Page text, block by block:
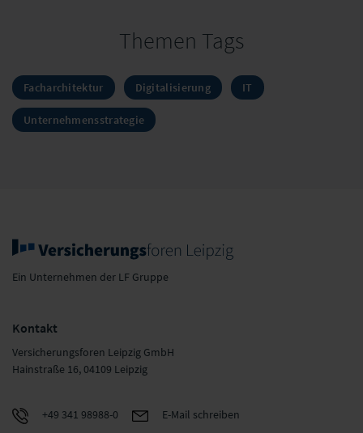
Themen Tags
Facharchitektur Digitalisierung IT
Unternehmensstrategie
Ein Unternehmen der LF Gruppe
Kontakt
Versicherungsforen Leipzig GmbH
Hainstraße 16, 04109 Leipzig
+49 341 98988-0 E-Mail schreiben